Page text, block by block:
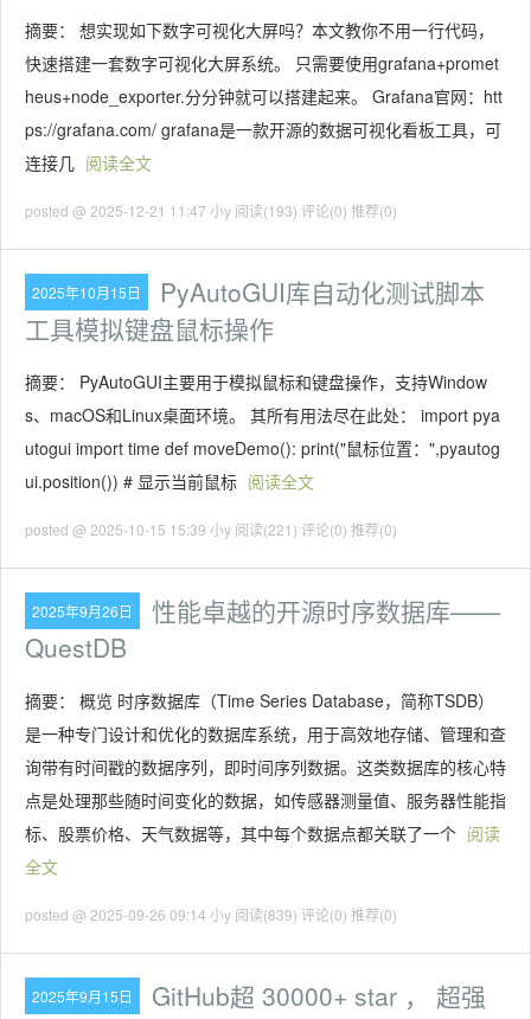
摘要： 想实现如下数字可视化大屏吗？本文教你不用一行代码，
快速搭建一套数字可视化大屏系统。 只需要使用grafana+promet
heus+node_exporter.分分钟就可以搭建起来。 Grafana官网：htt
ps://grafana.com/ grafana是一款开源的数据可视化看板工具，可
连接几 阅读全文
posted @ 2025-12-21 11:47 小y 阅读(193) 评论(0) 推荐(0)
2025年10月15日
PyAutoGUI库自动化测试脚本
工具模拟键盘鼠标操作
摘要： PyAutoGUI主要用于模拟鼠标和键盘操作，支持Window
s、macOS和Linux桌面环境。 其所有用法尽在此处： import pya
utogui import time def moveDemo(): print("鼠标位置：",pyautog
ui.position()) # 显示当前鼠标 阅读全文
posted @ 2025-10-15 15:39 小y 阅读(221) 评论(0) 推荐(0)
2025年9月26日
性能卓越的开源时序数据库——
QuestDB
摘要： 概览 时序数据库（Time Series Database，简称TSDB）
是一种专门设计和优化的数据库系统，用于高效地存储、管理和查
询带有时间戳的数据序列，即时间序列数据。这类数据库的核心特
点是处理那些随时间变化的数据，如传感器测量值、服务器性能指
标、股票价格、天气数据等，其中每个数据点都关联了一个 阅读
全文
posted @ 2025-09-26 09:14 小y 阅读(839) 评论(0) 推荐(0)
2025年9月15日
GitHub超 30000+ star ， 超强